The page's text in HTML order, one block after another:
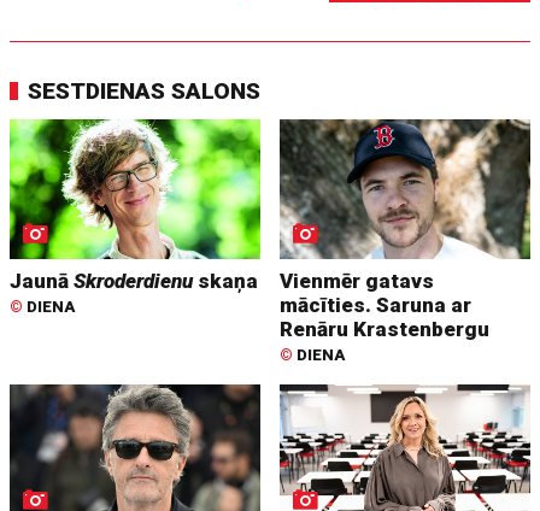
SESTDIENAS SALONS
JaunāSkroderdienuskaņa
© DIENA
Vienmēr gatavs
mācīties. Saruna ar
Renāru Krastenbergu
© DIENA